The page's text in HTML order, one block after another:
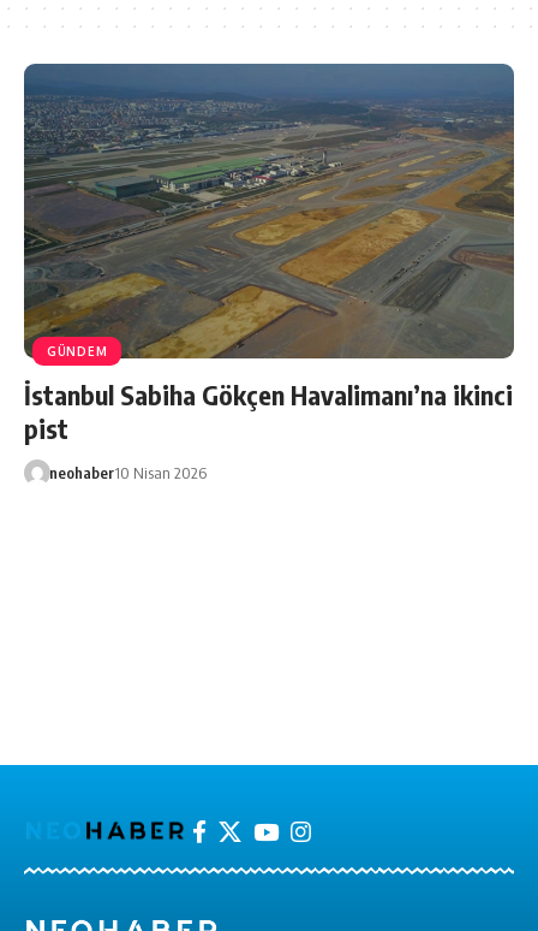
GÜNDEM
İstanbul Sabiha Gökçen Havalimanı’na ikinci
pist
neohaber10 Nisan 2026